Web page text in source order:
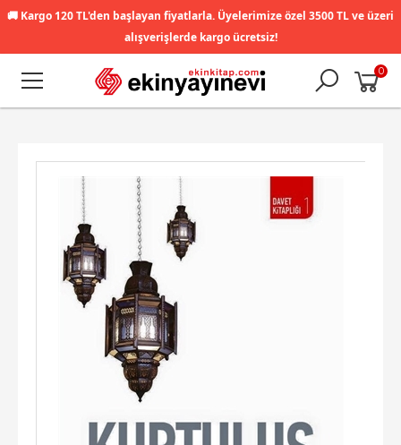
🚚 Kargo 120 TL'den başlayan fiyatlarla. Üyelerimize özel 3500 TL ve üzeri
alışverişlerde kargo ücretsiz!
0